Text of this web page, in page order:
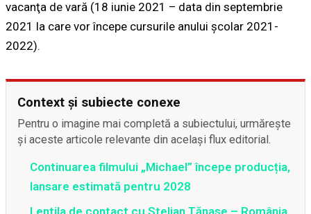
vacanţa de vară (18 iunie 2021 – data din septembrie
2021 la care vor începe cursurile anului şcolar 2021-
2022).
Context și subiecte conexe
Pentru o imagine mai completă a subiectului, urmărește
și aceste articole relevante din același flux editorial.
Continuarea filmului „Michael” începe producția,
lansare estimată pentru 2028
Lentila de contact cu Stelian Tănase – România